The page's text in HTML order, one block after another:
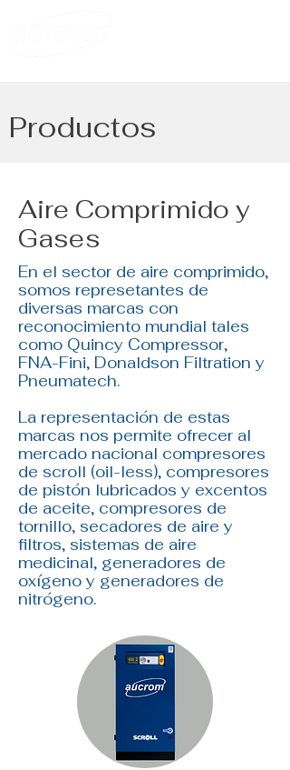
Productos
Aire Comprimido y
Gases
En el sector de aire comprimido,
somos represetantes de
diversas marcas con
reconocimiento mundial tales
como Quincy Compressor,
FNA-Fini, Donaldson Filtration y
Pneumatech.
La representación de estas
marcas nos permite ofrecer al
mercado nacional compresores
de scroll (oil-less), compresores
de pistón lubricados y excentos
de aceite, compresores de
tornillo, secadores de aire y
filtros, sistemas de aire
medicinal, generadores de
oxígeno y generadores de
nitrógeno.